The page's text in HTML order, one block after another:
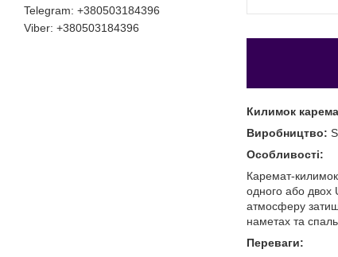
Telegram +380503184396
Viber +380503184396
Килимок
Виробництво:
Особливості:
Каремат-
одного або двох
атмосферу
наметах та
Переваги: